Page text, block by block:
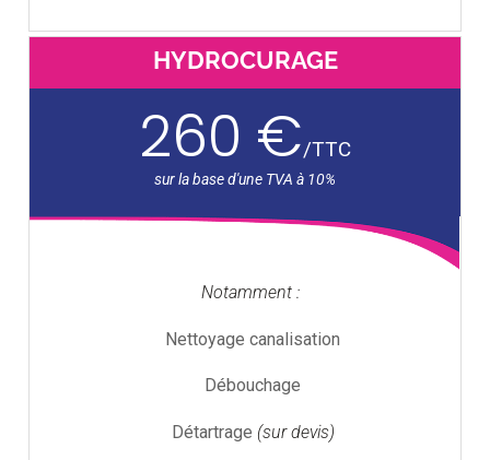
HYDROCURAGE
260 €/TTC
Notamment :
Nettoyage canalisation
Débouchage
Détartrage (sur devis)